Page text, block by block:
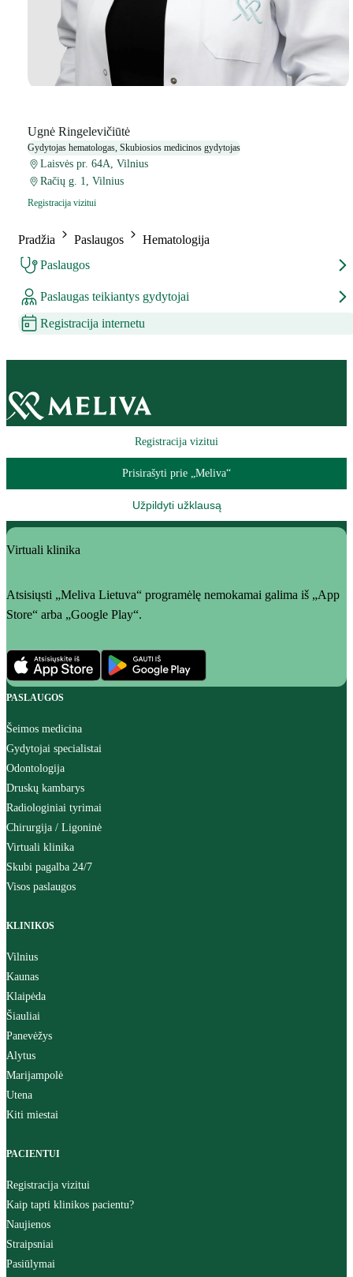
Ugnė Ringelevičiūtė
Gydytojas hematologas, Skubiosios medicinos gydytojas
Laisvės pr. 64A, Vilnius
Račių g. 1, Vilnius
Registracija vizitui
Pradžia Paslaugos
Hematologija
Paslaugos
Paslaugas teikiantys gydytojai
Registracija internetu
Registracija vizitui
Prisirašyti prie „Meliva“
Užpildyti užklausą
Virtuali klinika
Atsisiųsti „Meliva Lietuva“ programėlę nemokamai galima iš „App
Store“ arba „Google Play“.
PASLAUGOS
Šeimos medicina
Gydytojai specialistai
Odontologija
Druskų kambarys
Radiologiniai tyrimai
Chirurgija / Ligoninė
Virtuali klinika
Skubi pagalba 24/7
Visos paslaugos
KLINIKOS
Vilnius
Kaunas
Klaipėda
Šiauliai
Panevėžys
Alytus
Marijampolė
Utena
Kiti miestai
PACIENTUI
Registracija vizitui
Kaip tapti klinikos pacientu?
Naujienos
Straipsniai
Pasiūlymai